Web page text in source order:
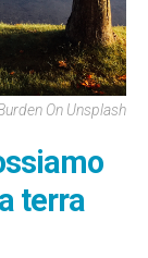
On Unsplash
terra